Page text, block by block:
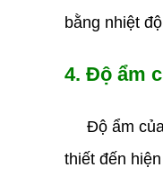
bằng nhiệt
4. Độ ẩm
Độ ẩm của
thiết đến